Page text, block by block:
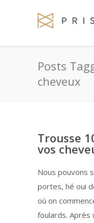
Posts
cheveux
Trousse
vos
Nous pouvons
portes, hé oui
où on
foulards. Après